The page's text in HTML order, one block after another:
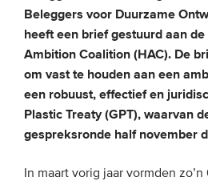
Van de
Van leden &
Beleggers voor Duurzame
heeft een brief gestuurd aan
Ambition Coalition (HAC). De
om vast te houden aan een
een robuust, effectief en
Plastic Treaty (GPT), waarvan
gespreksronde half november
In maart vorig jaar vormden